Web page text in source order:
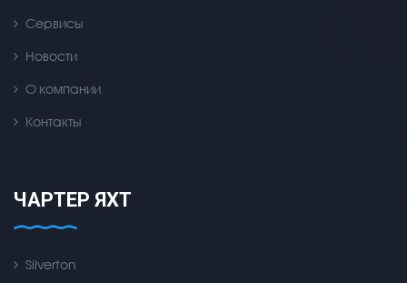
Сервисы
Новости
О компании
Контакты
ЧАРТЕР ЯХТ
Silverton